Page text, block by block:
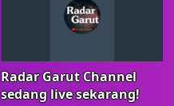
Radar Garut Channel
sedang live sekarang!